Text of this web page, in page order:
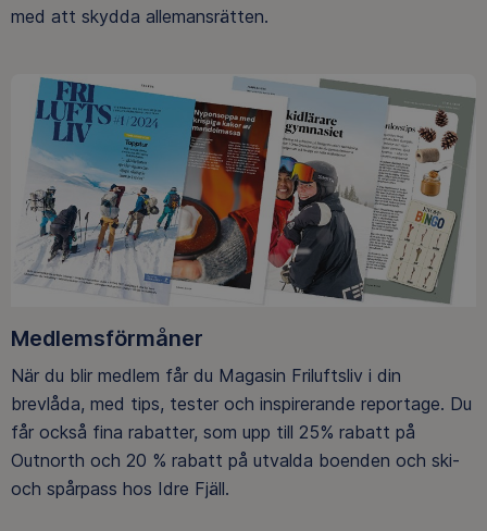
med att skydda allemansrätten.
Medlemsförmåner
När du blir medlem får du Magasin Friluftsliv i din
brevlåda, med tips, tester och inspirerande reportage. Du
får också fina rabatter, som upp till 25% rabatt på
Outnorth och 20 % rabatt på utvalda boenden och ski-
och spårpass hos Idre Fjäll.